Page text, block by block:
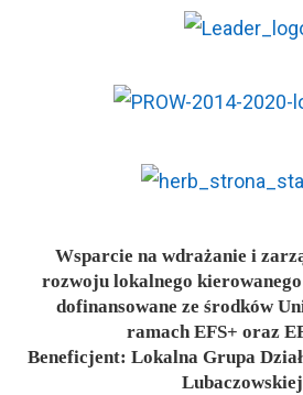
Wsparcie na wdrażanie i
rozwoju lokalnego kierowanego
dofinansowane ze środków
ramach EFS+ oraz
Beneficjent: Lokalna Grupa